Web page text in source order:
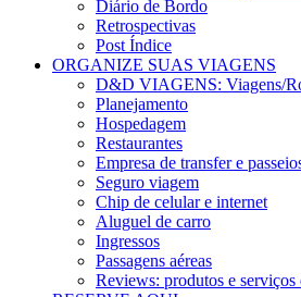
Diário de Bordo
Retrospectivas
Post Índice
ORGANIZE SUAS VIAGENS
D&D VIAGENS: Viagens/
Planejamento
Hospedagem
Restaurantes
Empresa de transfer e
Seguro viagem
Chip de celular e internet
Aluguel de carro
Ingressos
Passagens aéreas
Reviews: produtos e serviços